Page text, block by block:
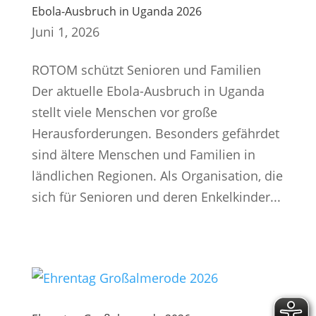
Ebola-Ausbruch in Uganda 2026
Juni 1, 2026
ROTOM schützt Senioren und Familien
Der aktuelle Ebola-Ausbruch in Uganda
stellt viele Menschen vor große
Herausforderungen. Besonders gefährdet
sind ältere Menschen und Familien in
ländlichen Regionen. Als Organisation, die
sich für Senioren und deren Enkelkinder...